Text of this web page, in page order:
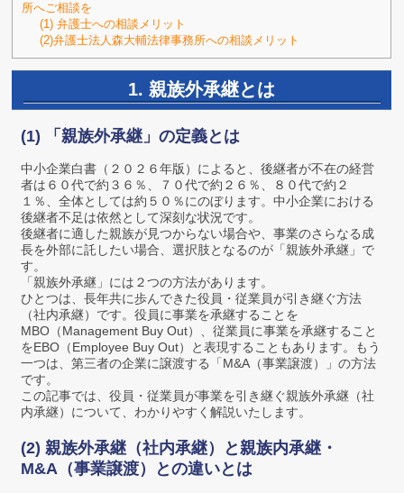
所へご相談を
(1) 弁護士への相談メリット
(2)弁護士法人森大輔法律事務所への相談メリット
1. 親族外承継とは
(1) 「親族外承継」の定義とは
中小企業白書（２０２６年版）によると、後継者が不在の経営
者は６０代で約３６％、７０代で約２６％、８０代で約２
１％、全体としては約５０％にのぼります。中小企業における
後継者不足は依然として深刻な状況です。
後継者に適した親族が見つからない場合や、事業のさらなる成
長を外部に託したい場合、選択肢となるのが「親族外承継」で
す。
「親族外承継」には２つの方法があります。
ひとつは、長年共に歩んできた役員・従業員が引き継ぐ方法
（社内承継）です。役員に事業を承継することを
MBO（Management Buy Out）、従業員に事業を承継すること
をEBO（Employee Buy Out）と表現することもあります。もう
一つは、第三者の企業に譲渡する「M&A（事業譲渡）」の方法
です。
この記事では、役員・従業員が事業を引き継ぐ親族外承継（社
内承継）について、わかりやすく解説いたします。
(2) 親族外承継（社内承継）と親族内承継・
M&A（事業譲渡）との違いとは